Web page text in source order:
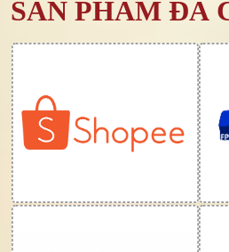
vô cùng quan trọng.
SẢN PHẨM ĐÃ